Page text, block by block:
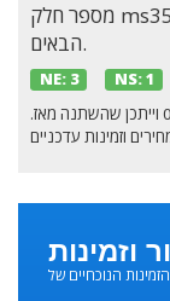
מספר חלק ms35337-7 נמצא במלאי בכמויות ובתנאים
הבאים.
NE:3 NS:1
הערה: זמינות פריט זה עודכנה לאחרונה 03/18/2026 וייתכן שהשתנה מאז.
וזמינות